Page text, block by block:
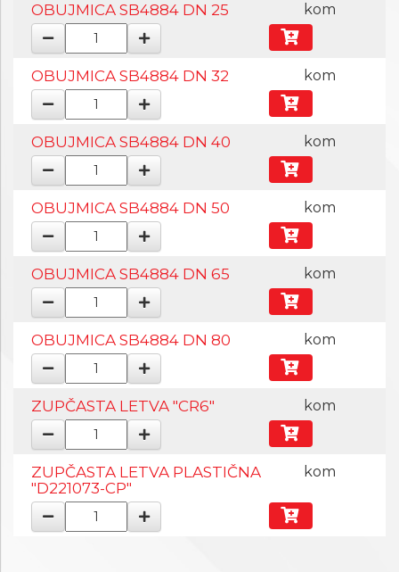
OBUJMICA SB4884 DN 25 kom
OBUJMICA SB4884 DN 32 kom
OBUJMICA SB4884 DN 40 kom
OBUJMICA SB4884 DN 50 kom
OBUJMICA SB4884 DN 65 kom
OBUJMICA SB4884 DN 80 kom
ZUPČASTA LETVA "CR6" kom
ZUPČASTA LETVA PLASTIČNA
"D221073-CP"
kom